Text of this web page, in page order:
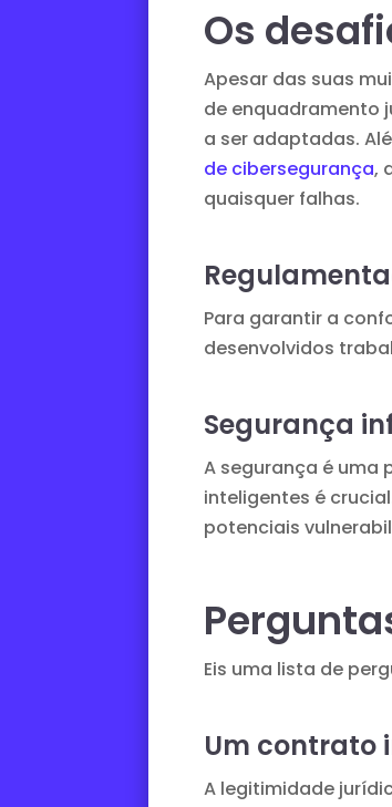
Os
Apesar das suas
de enquadramento
a ser adaptadas.
de cibersegurança,
quaisquer falhas.
Para garantir a
desenvolvidos
Segurança
A segurança é
inteligentes é
potenciais
Eis uma lista de
Um contrato
A legitimidade